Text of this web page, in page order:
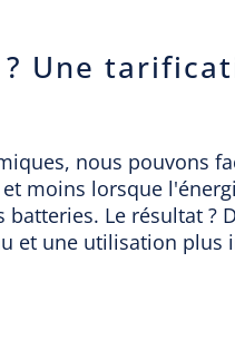
Une
nous pouvons
moins lorsque
Le résultat ?
et une utilisation plus